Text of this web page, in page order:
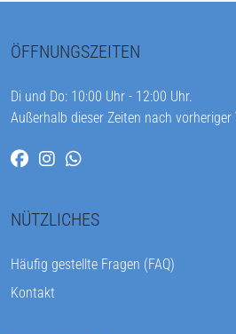
ÖFFNUNGSZEITEN
Di und Do: 10:00 Uhr - 12:00 Uhr.
Außerhalb dieser Zeiten nach vorheriger
NÜTZLICHES
Häufig gestellte Fragen (FAQ)
Kontakt